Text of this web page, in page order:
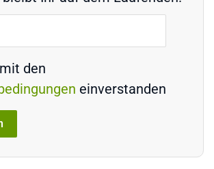
den
einverstanden